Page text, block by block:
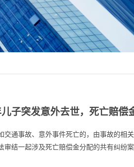
子突发意外去世，死亡赔偿
通事故、意外事件死亡的，由事故的相
结一起涉及死亡赔偿金分配的共有纠纷